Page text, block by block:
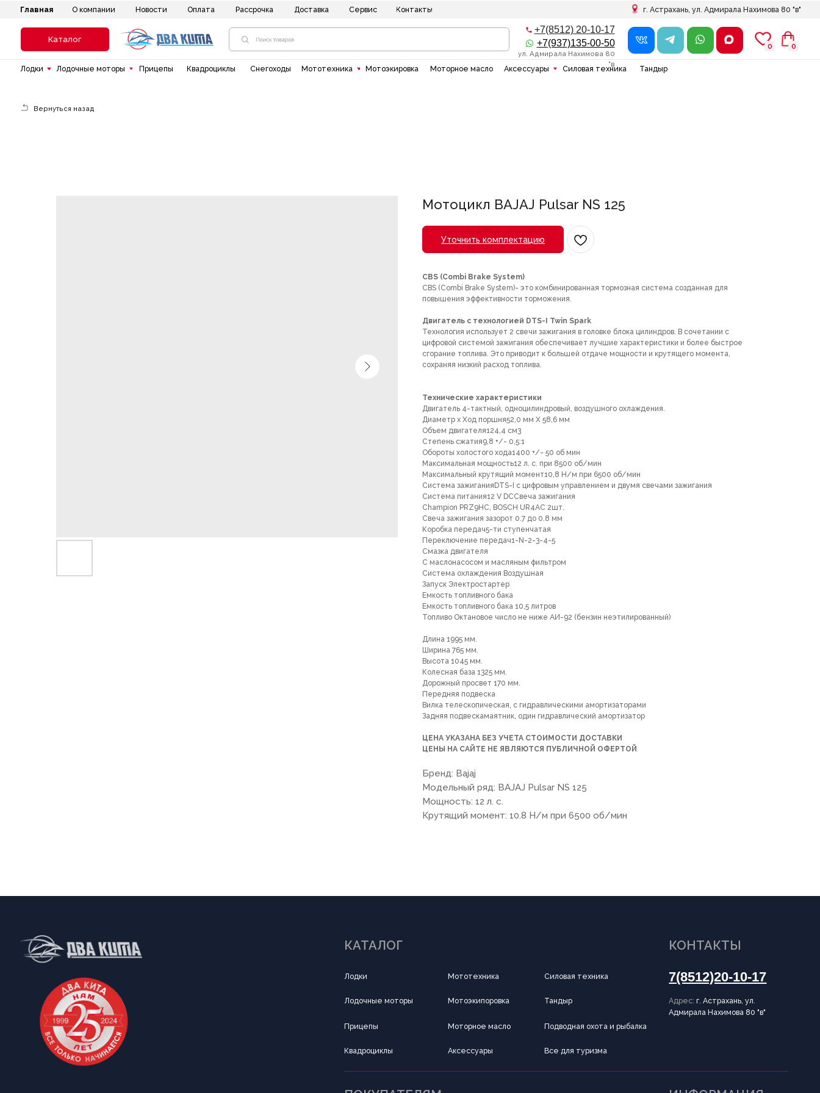
О компании Новости Оплата Рассрочка Контакты
Каталог
г. Астрахань, ул. Адмирала Нахимова 80 "в"
Доставка
Лодки Мототехника
Снегоходы
Квадроциклы
Лодочные моторы Моторное масло Аксессуары Тандыр
Силовая техника
Прицепы Мотоэкировка
Главная Сервис
+7(937)135-00-50
+7(8512) 20-10-17
ул. Адмирала Нахимова 80
"в
Мотоцикл BAJAJ Pulsar NS 125
Уточнить комплектацию
CBS (Combi Brake System)
CBS (Combi Brake System)- это комбинированная тормозная система созданная для
повышения эффективности торможения.
Двигатель с технологией DTS-I Twin Spark
Технология использует 2 свечи зажигания в головке блока цилиндров. В сочетании с
цифровой системой зажигания обеспечивает лучшие характеристики и более быстрое
сгорание топлива. Это приводит к большей отдаче мощности и крутящего момента,
сохраняя низкий расход топлива.
Технические характеристики
Двигатель 4-тактный, одноцилиндровый, воздушного охлаждения.
Диаметр х Ход поршня52,0 мм Х 58,6 мм
Объем двигателя124,4 см3
Степень сжатия9,8 +/- 0,5:1
Обороты холостого хода1400 +/- 50 об мин
Максимальная мощность12 л. с. при 8500 об/мин
Максимальный крутящий момент10,8 Н/м при 6500 об/мин
Система зажиганияDTS-I с цифровым управлением и двумя свечами зажигания
Система питания12 V DCСвеча зажигания
Champion PRZ9HC, BOSCH UR4AC 2шт.
Свеча зажигания зазорот 0.7 до 0.8 мм
Коробка передач5-ти ступенчатая
Переключение передач1-N-2-3-4-5
Cмазка двигателя
С маслонасосом и масляным фильтром
Система охлаждения Воздушная
Запуск Электростартер
Емкость топливного бака
Емкость топливного бака 10,5 литров
Топливо Октановое число не ниже АИ-92 (бензин неэтилированный)
Длина 1995 мм.
Ширина 765 мм.
Высота 1045 мм.
Колесная база 1325 мм.
Дорожный просвет 170 мм.
Передняя подвеска
Вилка телескопическая, с гидравлическими амортизаторами
Задняя подвескамаятник, один гидравлический амортизатор
ЦЕНА УКАЗАНА БЕЗ УЧЕТА СТОИМОСТИ ДОСТАВКИ
ЦЕНЫ НА САЙТЕ НЕ ЯВЛЯЮТСЯ ПУБЛИЧНОЙ ОФЕРТОЙ
Бренд: Bajaj
Модельный ряд: BAJAJ Pulsar NS 125
Мощность: 12 л. с.
Крутящий момент: 10.8 Н/м при 6500 об/мин
ПОКУПАТЕЛЯМ
О компании Новости Оплата
Вакансии
Принимаем к оплате
Написать в Telegram Обратный звонок
ИНФОРМАЦИЯ
Пользовательское соглашение
Политика конфиденциальности
Публичная оферта